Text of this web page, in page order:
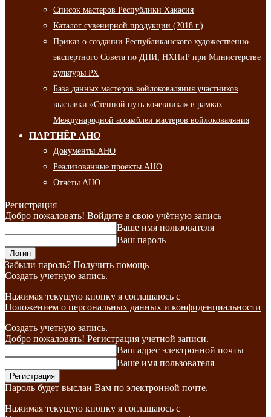
Список мастеров Республики Хакасия
Каталог сувенирной продукции (2018 г.)
Приказ о создании Республиканского художественно-
экспертного Совета по ДПИ, НХПиР при Министерстве
культуры РХ
База данных мастеров войлоковаляния участников
выставки «Степной путь кочевника» в рамках
Международной ассамблеи мастеров войлоковаляния
ПАРТНЁР АНО
Документы АНО
Реализованные проекты АНО
Отчёты АНО
Регистрация
Добро пожаловать! Войдите в свою учётную запись
Ваше имя пользователя
Ваш пароль
Забыли пароль? Получить помощь
Создать учетную запись.
Нажимая текущую кнопку я соглашаюсь с
Положением о персональных данных и конфиденциальности
Создать учетную запись.
Добро пожаловать! Регистрация учетной записи.
Ваш адрес электронной почты
Ваше имя пользователя
Пароль будет выслан Вам по электронной почте.
Нажимая текущую кнопку я соглашаюсь с